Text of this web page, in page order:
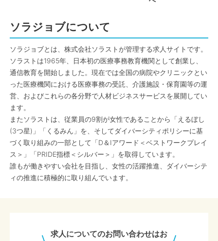
ソラジョブについて
ソラジョブとは、株式会社ソラストが管理する求人サイトです。
ソラストは1965年、日本初の医療事務教育機関として創業し、
通信教育を開始しました。現在では全国の病院やクリニックとい
った医療機関における医療事務の受託、介護施設・保育園等の運
営、およびこれらの各分野で人材ビジネスサービスを展開してい
ます。
またソラストは、従業員の9割が女性であることから「えるぼし
(3つ星)」「くるみん」を、そしてダイバーシティポリシーに基
づく取り組みの一部として「D＆Iアワード＜ベストワークプレイ
ス＞」「PRIDE指標＜シルバー＞」を取得しています。
誰もが働きやすい会社を目指し、女性の活躍推進、ダイバーシテ
ィの推進に積極的に取り組んでいます。
求人についてのお問い合わせはお